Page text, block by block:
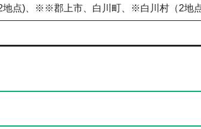
地点)、※※郡上市、白川町、※白川村（2地